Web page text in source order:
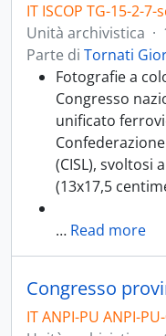
IT ISCOP TG-15-2-
Unità archivistica ·
Parte di Tornati
Fotografie a
Congresso
unificato
(CISL), svoltosi
(13x17,5
… Read more
Congresso
IT ANPI-PU ANPI-